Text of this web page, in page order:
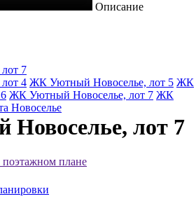
Описание
7
4 ЖК Уютный Новоселье, лот 5 ЖК
ЖК Уютный Новоселье, лот 7 ЖК
Новоселье
лот 7
плане